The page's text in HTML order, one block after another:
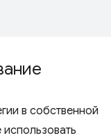
в собственной